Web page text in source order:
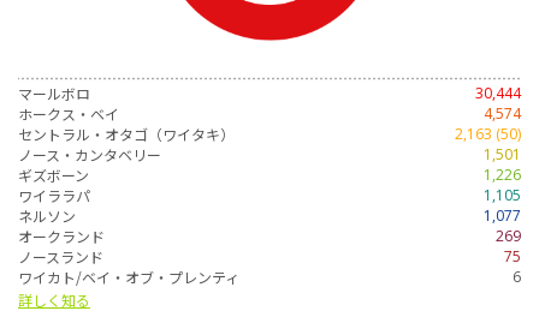
マールボロ
30,444
ホークス・ベイ
4,574
セントラル・オタゴ（ワイタキ）
2,163 (50)
ノース・カンタベリー
1,501
ギズボーン
1,226
ワイララパ
1,105
ネルソン
1,077
オークランド
269
ノースランド
75
ワイカト/ベイ・オブ・プレンティ
6
詳しく知る